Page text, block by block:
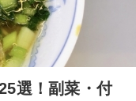
選！副菜・付